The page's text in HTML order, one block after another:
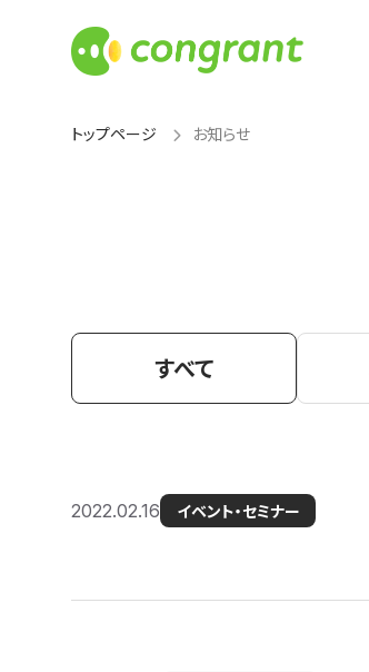
トップページ お知らせ
すべて
2022.02.16 イベント・セミナー